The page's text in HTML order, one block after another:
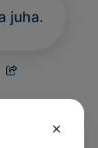
juha.
×